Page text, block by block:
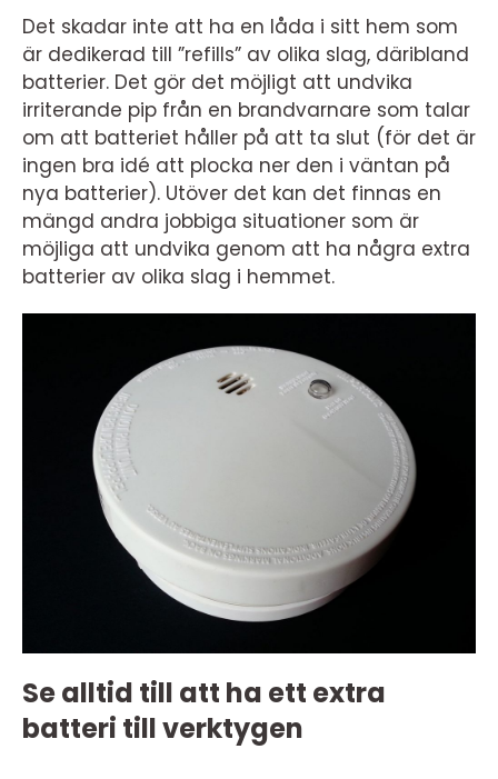
Det skadar inte att ha en låda i sitt hem som
är dedikerad till ”refills” av olika slag, däribland
batterier. Det gör det möjligt att undvika
irriterande pip från en brandvarnare som talar
om att batteriet håller på att ta slut (för det är
ingen bra idé att plocka ner den i väntan på
nya batterier). Utöver det kan det finnas en
mängd andra jobbiga situationer som är
möjliga att undvika genom att ha några extra
batterier av olika slag i hemmet.
Se alltid till att ha ett extra
batteri till verktygen